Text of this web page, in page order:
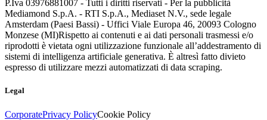
P.Iva 03976881007 - Tutti i diritti riservati - Per la pubblicità
Mediamond S.p.A. - RTI S.p.A., Mediaset N.V., sede legale
Amsterdam (Paesi Bassi) - Uffici Viale Europa 46, 20093 Cologno
Monzese (MI)Rispetto ai contenuti e ai dati personali trasmessi e/o
riprodotti è vietata ogni utilizzazione funzionale all’addestramento di
sistemi di intelligenza artificiale generativa. È altresì fatto divieto
espresso di utilizzare mezzi automatizzati di data scraping.
Legal
CorporatePrivacy PolicyCookie Policy